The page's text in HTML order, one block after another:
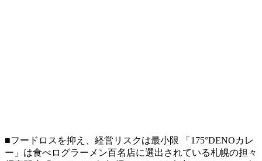
■フードロスを抑え、経営リスクは最小限 「175°DENOカレ
ー」は食べログラーメン百名店に選出されている札幌の担々